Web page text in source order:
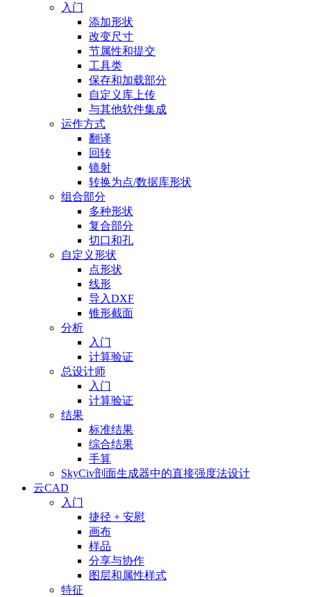
入门
添加形状
改变尺寸
节属性和提交
工具类
保存和加载部分
自定义库上传
与其他软件集成
运作方式
翻译
回转
镜射
转换为点/数据库形状
组合部分
多种形状
复合部分
切口和孔
自定义形状
点形状
线形
导入DXF
锥形截面
分析
入门
计算验证
总设计师
入门
计算验证
结果
标准结果
综合结果
手算
SkyCiv剖面生成器中的直接强度法设计
云CAD
入门
捷径 + 安慰
画布
样品
分享与协作
图层和属性样式
特征